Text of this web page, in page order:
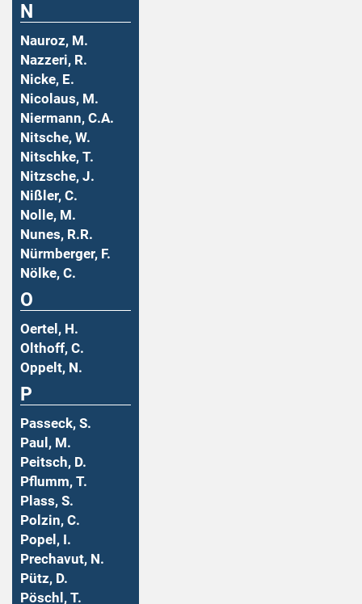
N
Nauroz, M.
Nazzeri, R.
Nicke, E.
Nicolaus, M.
Niermann, C.A.
Nitsche, W.
Nitschke, T.
Nitzsche, J.
Nißler, C.
Nolle, M.
Nunes, R.R.
Nürmberger, F.
Nölke, C.
O
Oertel, H.
Olthoff, C.
Oppelt, N.
P
Passeck, S.
Paul, M.
Peitsch, D.
Pflumm, T.
Plass, S.
Polzin, C.
Popel, I.
Prechavut, N.
Pütz, D.
Pöschl, T.